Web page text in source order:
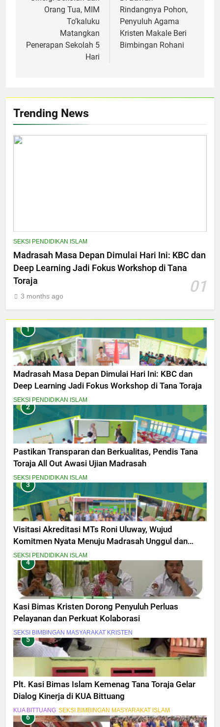
Trending News
SEKSI PENDIDIKAN ISLAM
Madrasah Masa Depan Dimulai Hari Ini: KBC dan
Deep Learning Jadi Fokus Workshop di Tana
Toraja
01
3 months ago
1
Madrasah Masa Depan Dimulai Hari Ini: KBC dan
Deep Learning Jadi Fokus Workshop di Tana Toraja
SEKSI PENDIDIKAN ISLAM
2
Pastikan Transparan dan Berkualitas, Pendis Tana
Toraja All Out Awasi Ujian Madrasah
SEKSI PENDIDIKAN ISLAM
3
Visitasi Akreditasi MTs Roni Uluway, Wujud
Komitmen Nyata Menuju Madrasah Unggul dan
Berdaya Saing
SEKSI PENDIDIKAN ISLAM
4
Kasi Bimas Kristen Dorong Penyuluh Perluas
Pelayanan dan Perkuat Kolaborasi
SEKSI BIMBINGAN MASYARAKAT KRISTEN
5
Plt. Kasi Bimas Islam Kemenag Tana Toraja Gelar
Dialog Kinerja di KUA Bittuang
KUA BITTUANG SEKSI BIMBINGAN MASYARAKAT ISLAM
6
Orang Tua, MIM
To’kaluku
Matangkan
Penerapan Sekolah 5
Hari
Rindangnya Pohon,
Penyuluh Agama
Kristen Makale Beri
Bimbingan Rohani